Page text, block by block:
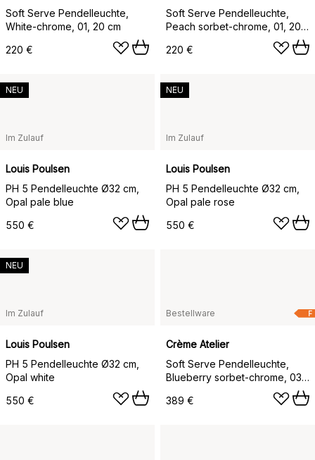
Soft Serve Pendelleuchte,
White-chrome, 01, 20 cm
220 €
Soft Serve Pendelleuchte,
Peach sorbet-chrome, 01, 20
220 €
Im Zulauf
Louis Poulsen
PH 5 Pendelleuchte Ø32 cm,
Opal pale blue
550 €
NEU
Im Zulauf
Louis Poulsen
PH 5 Pendelleuchte Ø32 cm,
Opal pale rose
550 €
NEU
Im Zulauf
Louis Poulsen
PH 5 Pendelleuchte Ø32 cm,
Opal white
550 €
NEU
F
Bestellware
Crème Atelier
Soft Serve Pendelleuchte,
Blueberry sorbet-chrome, 03,
389 €